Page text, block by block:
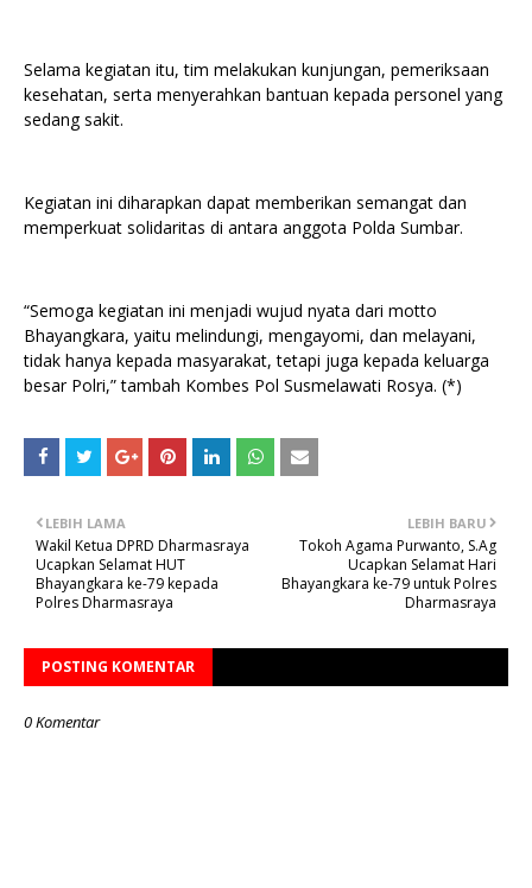
Selama kegiatan itu, tim melakukan kunjungan, pemeriksaan
kesehatan, serta menyerahkan bantuan kepada personel yang
sedang sakit.
Kegiatan ini diharapkan dapat memberikan semangat dan
memperkuat solidaritas di antara anggota Polda Sumbar.
“Semoga kegiatan ini menjadi wujud nyata dari motto
Bhayangkara, yaitu melindungi, mengayomi, dan melayani,
tidak hanya kepada masyarakat, tetapi juga kepada keluarga
besar Polri,” tambah Kombes Pol Susmelawati Rosya. (*)
LEBIH BARU
Tokoh Agama Purwanto, S.Ag
Ucapkan Selamat Hari
Bhayangkara ke-79 untuk Polres
Dharmasraya
LEBIH LAMA
Wakil Ketua DPRD Dharmasraya
Ucapkan Selamat HUT
Bhayangkara ke-79 kepada
Polres Dharmasraya
POSTING KOMENTAR
0 Komentar